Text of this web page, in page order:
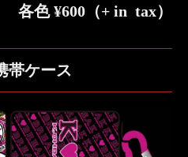
各色 ¥600（+ in tax）
帯ケース